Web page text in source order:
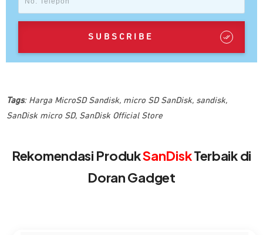
SUBSCRIBE
Tags: Harga MicroSD Sandisk, micro SD SanDisk, sandisk,
SanDisk micro SD, SanDisk Official Store
Rekomendasi ProdukSanDiskTerbaik di
Doran Gadget